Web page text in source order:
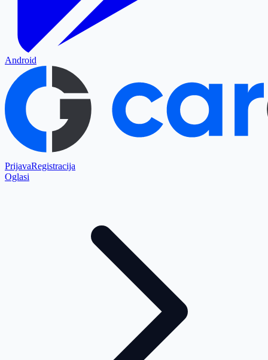
Android
PrijavaRegistracija
Oglasi